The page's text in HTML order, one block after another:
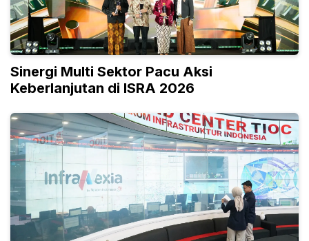
Sinergi Multi Sektor Pacu Aksi
Keberlanjutan di ISRA 2026